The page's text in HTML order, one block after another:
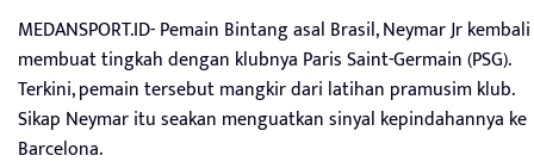
MEDANSPORT.ID- Pemain Bintang asal Brasil, Neymar Jr kembali
membuat tingkah dengan klubnya Paris Saint-Germain (PSG).
Terkini, pemain tersebut mangkir dari latihan pramusim klub.
Sikap Neymar itu seakan menguatkan sinyal kepindahannya ke
Barcelona.